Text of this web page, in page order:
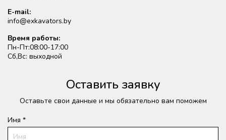
E-mail:
info@exkavators.by
Время работы:
Пн-Пт:08:00-17:00
Сб,Вс: выходной
Оставить заявку
Оставьте свои данные и мы обязательно вам поможем
Имя *